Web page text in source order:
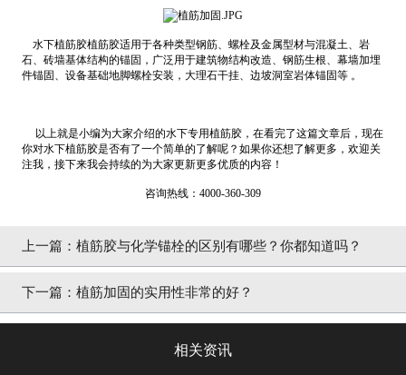
水下植筋胶植筋胶适用于各种类型钢筋、螺栓及金属型材与混凝土、岩
石、砖墙基体结构的锚固，广泛用于建筑物结构改造、钢筋生根、幕墙加埋
件锚固、设备基础地脚螺栓安装，大理石干挂、边坡洞室岩体锚固等 。
以上就是小编为大家介绍的水下专用植筋胶，在看完了这篇文章后，现在
你对水下植筋胶是否有了一个简单的了解呢？如果你还想了解更多，欢迎关
注我，接下来我会持续的为大家更新更多优质的内容！
咨询热线：4000-360-309
上一篇： 植筋胶与化学锚栓的区别有哪些？你都知道吗？
下一篇： 植筋加固的实用性非常的好？
相关资讯